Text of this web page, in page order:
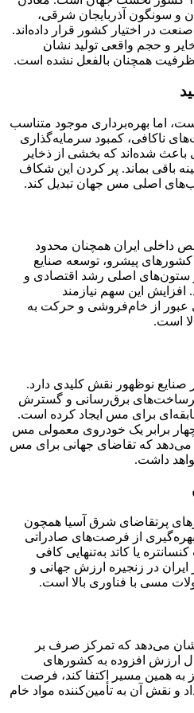
سونگون آذربایجان شرقی،
در اختیار کشور قرار داده‌اند.
و حجم واقعی تولید نشان
همچنان بالفعل نشده است.
اما بهره‌برداری موجود متناسب
ناکافی، کمبود سرمایه‌گذاری
شده‌اند که بخشی از ذخایر
باقی بماند. پر کردن این شکاف
اصلی مس جهان تبدیل کند.
داخلی ایران همچنان محدود
پیشرو، توسعه صنایع
ستون‌های اصلی رشد اقتصادی و
این سهم نیازمند
عبور از خام‌فروشی و حرکت به
است.
نوظهور نقش کلیدی دارد.
زیرساخت‌های برق‌رسانی و گسترش
برای مس ایجاد کرده است.
برابر یک خودروی معمولی مس
که تقاضای جهانی برای مس
داشت.
پرتقاضای شرق آسیا همچون
از فرصت‌های صادراتی
یا کاتد به‌تنهایی کافی
در زنجیره ارزش جهانی و
مسی با فناوری بالا است.
می‌دهد که تمرکز صرف بر
ارزش افزوده به کشورهای
به همین مسیر اکتفا کند، فرصت
و نقش آن به تأمین‌کننده مواد خام